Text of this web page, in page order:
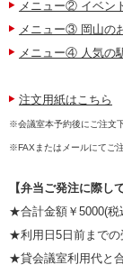
メニュー② イベン
メニュー③ 岡山の
メニュー④ 人気の
注文用紙はこちら
※会議室本予約後にご注文下
※FAXまたはメールにてご注
【弁当ご発注に際し
★合計金額￥5000(税
★利用日5日前までの
★貸会議室利用代と